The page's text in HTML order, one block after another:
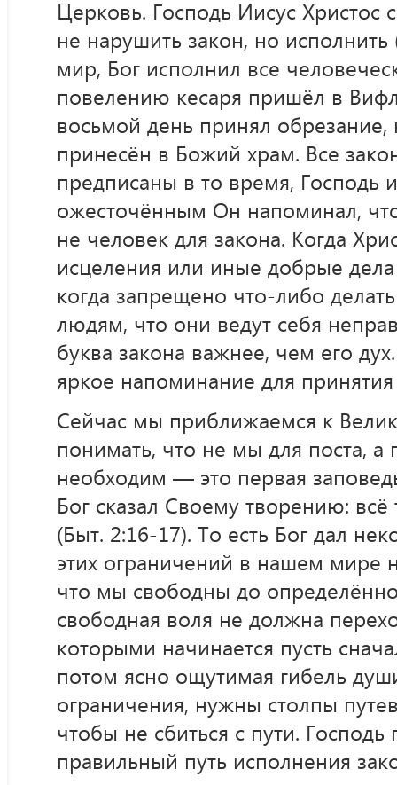
Церковь. Господь Иисус Христос
не нарушить закон, но
мир, Бог исполнил все
повелению кесаря пришёл в
восьмой день принял
принесён в Божий храм. Все
предписаны в то время, Господь
ожесточённым Он напоминал,
не человек для закона. Когда
исцеления или иные добрые
когда запрещено что-либо
людям, что они ведут себя
буква закона важнее, чем его
яркое напоминание для
Сейчас мы приближаемся к
понимать, что не мы для поста, а
необходим — это первая
Бог сказал Своему творению: всё
(Быт. 2:16-17). То есть Бог дал
этих ограничений в нашем мире
что мы свободны до
свободная воля не должна
которыми начинается пусть
потом ясно ощутимая гибель
ограничения, нужны столпы
чтобы не сбиться с пути.
правильный путь исполнения